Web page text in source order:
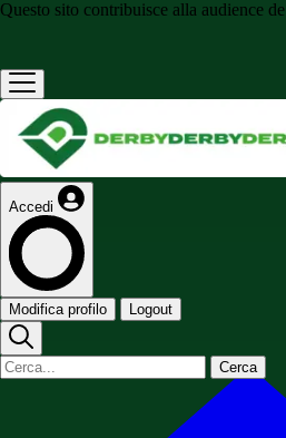
Questo sito contribuisce alla audience de
Accedi
Modifica profilo Logout
Cerca